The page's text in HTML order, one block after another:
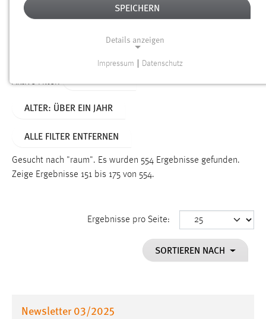
Alter
Aktive Filter:
ALTER: ÜBER EIN JAHR
ALLE FILTER ENTFERNEN
Gesucht nach "raum". Es wurden 554 Ergebnisse gefunden.
Zeige Ergebnisse 151 bis 175 von 554.
Ergebnisse pro Seite:
SORTIEREN NACH
Newsletter 03/2025
SPEICHERN
Details anzeigen
Funktionen und sind für die einwandfreie Funktion der
Name:
Dieser Cookie speichert die ausgewählten Einverständnis-
Performance
Impressum Datenschutz